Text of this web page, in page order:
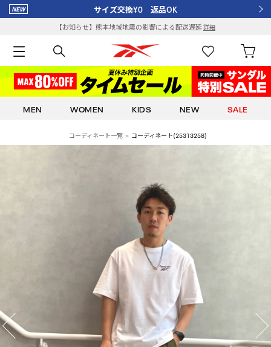
サイズ交換¥0 返品OK
【お知らせ】熊本地域地震の影響による配送遅延詳細
MEN WOMEN KIDS NEW SALE
コーディネート一覧 コーディネート(25313258)